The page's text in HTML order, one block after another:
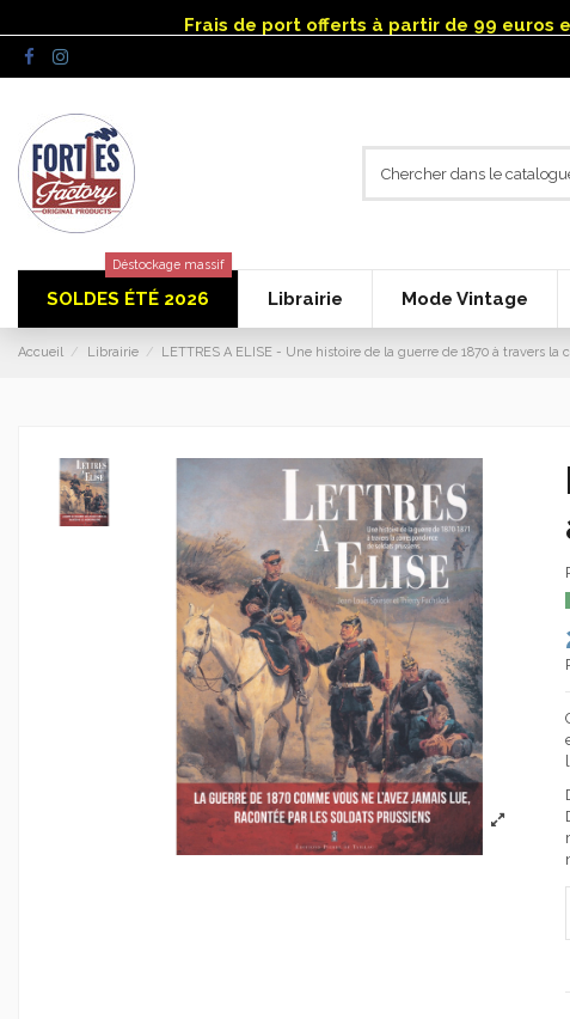
Frais de port offerts à partir de 99 euros
SOLDES ÉTÉ 2026
Déstockage massif
Librairie Mode Vintage
Accueil Librairie LETTRES A ELISE - Une histoire de la guerre de 1870 à travers la